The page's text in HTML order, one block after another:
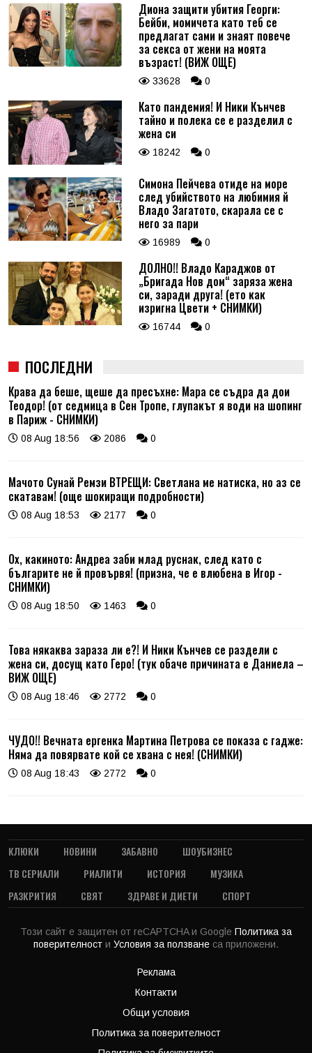
Диона защити убития Георги:
Бейби, момичета като теб се
предлагат сами и знаят повече
за секса от жени на моята
възраст! (ВИЖ ОЩЕ)
33628 0
Като пандемия! И Ники Кънчев
тайно и полека се е разделил с
жена си
18242 0
Симона Пейчева отиде на море
след убийството на любимия й
Владо Загатото, скарала се с
него за пари
16989 0
ДОЛНО!! Владо Караджов от
„Бригада Нов дом“ заряза жена
си, заради друга! (ето как
изригна Цвети + СНИМКИ)
16744 0
ПОСЛЕДНИ
Крава да беше, щеше да пресъхне: Мара се съдра да дои
Теодор! (от седмица в Сен Тропе, глупакът я води на шопинг
в Париж - СНИМКИ)
08 Aug 18:56 2086 0
Мачото Сунай Ремзи ВТРЕЩИ: Светлана ме натиска, но аз се
скатавам! (още шокиращи подробности)
08 Aug 18:53 2177 0
Ох, какиното: Андреа заби млад руснак, след като с
българите не й провървя! (призна, че е влюбена в Игор -
СНИМКИ)
08 Aug 18:50 1463 0
Това някаква зараза ли е?! И Ники Кънчев се раздели с
жена си, досущ като Геро! (тук обаче причината е Даниела –
ВИЖ ОЩЕ)
08 Aug 18:46 2772 0
ЧУДО!! Вечната ергенка Мартина Петрова се показа с гадже:
Няма да повярвате кой се хвана с нея! (СНИМКИ)
08 Aug 18:43 2772 0
КЛЮКИ НОВИНИ ЗАБАВНО
ШОУБИЗНЕС
ТВ СЕРИАЛИ
РИАЛИТИ ИСТОРИЯ
МУЗИКА
РАЗКРИТИЯ
СВЯТ ЗДРАВЕ И ДИЕТИ СПОРТ
Този сайт е защитен от reCAPTCHA и Google Политика за
поверителност и Условия за ползване са приложени.
Реклама
Контакти
Общи условия
Политика за поверителност